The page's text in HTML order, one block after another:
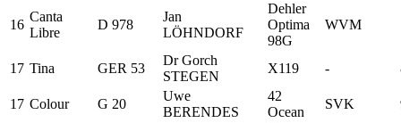
16
Canta
Libre
D 978
Jan
LÖHNDORF
Dehler
Optima
98G
WVM
17 Tina GER 53
Dr Gorch
STEGEN
X119 -
17 Colour G 20
Uwe
BERENDES
42
Ocean
SVK